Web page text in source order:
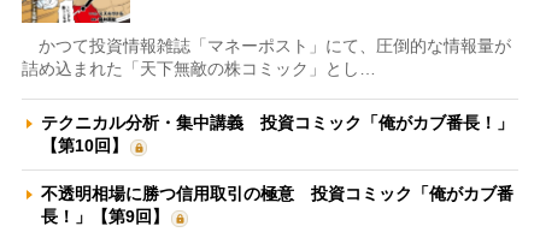
かつて投資情報雑誌「マネーポスト」にて、圧倒的な情報量が
詰め込まれた「天下無敵の株コミック」とし…
テクニカル分析・集中講義 投資コミック「俺がカブ番長！」
【第10回】
不透明相場に勝つ信用取引の極意 投資コミック「俺がカブ番
長！」【第9回】